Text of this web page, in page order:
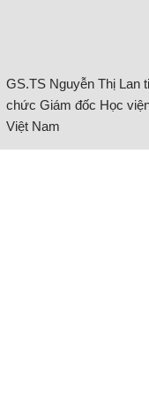
GS.TS Nguyễn Thị Lan
chức Giám đốc Học
Việt Nam